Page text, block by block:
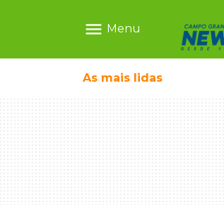
menu Menu
As mais lidas
temporal no interior